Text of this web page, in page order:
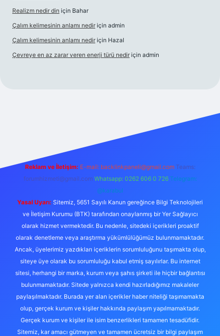
Realizm nedir din için Bahar
Çalım kelimesinin anlamı nedir için admin
Çalım kelimesinin anlamı nedir için Hazal
Çevreye en az zarar veren enerji türü nedir için admin
Reklam ve İletişim: E-mail: backlinkpaneli@gmail.com Teams:
forumhizmeti@gmail.com Whatsapp: 0262 606 0 726 Telegram:
@karabul
Yasal Uyarı: Sitemiz, 5651 Sayılı Kanun gereğince Bilgi Teknolojileri
ve İletişim Kurumu (BTK) tarafından onaylanmış bir Yer Sağlayıcı
olarak hizmet vermektedir. Bu nedenle, sitedeki içerikleri proaktif
olarak denetleme veya araştırma yükümlülüğümüz bulunmamaktadır.
Ancak, üyelerimiz yazdıkları içeriklerin sorumluluğunu taşımakta olup,
siteye üye olarak bu sorumluluğu kabul etmiş sayılırlar. Bu internet
sitesi, herhangi bir marka, kurum veya şahıs şirketi ile hiçbir bağlantısı
bulunmamaktadır. Sitede yalnızca kendi hazırladığımız makaleler
paylaşılmaktadır. Burada yer alan içerikler haber niteliği taşımamakta
olup, gerçek kurum ve kişiler hakkında paylaşım yapılmamaktadır.
Gerçek kurum ve kişiler ile isim benzerlikleri tamamen tesadüfidir.
Sitemiz, kar amacı gütmeyen ve tamamen ücretsiz bir bilgi paylaşım